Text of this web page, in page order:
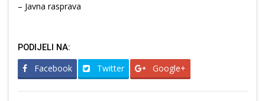
– Javna rasprava
PODIJELI NA:
Facebook Twitter Google+